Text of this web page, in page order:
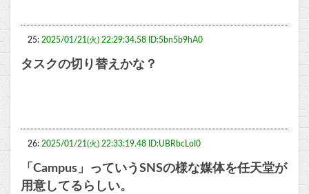
25: 2025/01/21(火) 22:29:34.58 ID:5bn5b9hA0
タスクの切り替えかな？
26: 2025/01/21(火) 22:33:19.48 ID:UBRbcLol0
「Campus」っていうSNSの様な媒体を任天堂が
用意してるらしい。